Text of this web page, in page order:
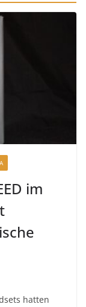
im
hatten